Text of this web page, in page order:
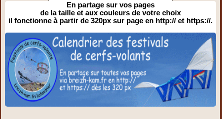
En partage sur vos pages
de la taille et aux couleurs de votre choix
il fonctionne à partir de 320px sur page en http:// et https://.